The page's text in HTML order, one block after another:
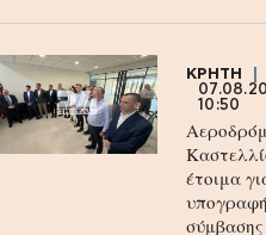
ΚΡΗΤΗ
10:50
έτοιμα